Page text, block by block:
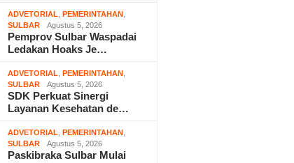
ADVETORIAL ,PEMERINTAHAN
SULBAR
Agustus 5, 2026
Pemprov Sulbar Waspadai
Ledakan Hoaks Je…
ADVETORIAL ,PEMERINTAHAN
SULBAR
Agustus 5, 2026
SDK Perkuat Sinergi
Layanan Kesehatan de…
ADVETORIAL ,PEMERINTAHAN
SULBAR
Agustus 5, 2026
Paskibraka Sulbar Mulai